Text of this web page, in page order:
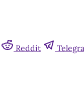
Reddit